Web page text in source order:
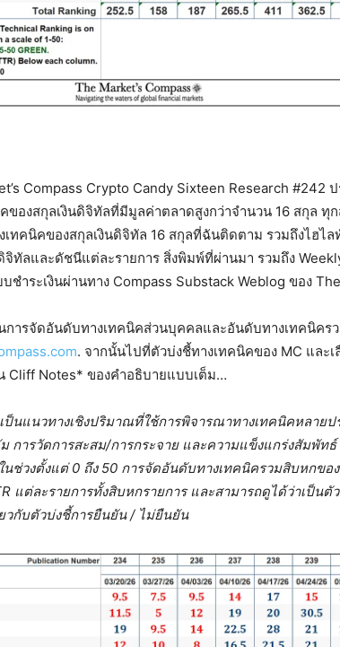
Compass Crypto Candy Sixteen Research #242
องสกุลเงินดิจิทัลที่มีมูลค่าตลาดสูงกว่าจำนวน 16 สกุล ทุ
เทคนิคของสกุลเงินดิจิทัล 16 สกุลที่ฉันติดตาม รวมถึงไฮไล
ทัลและดัชนีแต่ละรายการ สิ่งพิมพ์ที่ผ่านมา รวมถึง
ชำระเงินผ่านทาง Compass Substack Weblog ของ
การจัดอันดับทางเทคนิคส่วนบุคคลและอันดับทางเทคนิค
. จากนั้นไปที่ตัวบ่งชี้ทางเทคนิคของ MC และเ
Cliff Notes* ของคำอธิบายแบบเต็ม…
นแนวทางเชิงปริมาณที่ใช้การพิจารณาทางเทคนิคหลายป
การวัดการสะสม/การกระจาย และความแข็งแกร่งสัมพัทธ์
ช่วงตั้งแต่ 0 ถึง 50 การจัดอันดับทางเทคนิครวมสิบหกขอ
แต่ละรายการทั้งสิบหกรายการ และสามารถดูได้ว่าเป็นตั
วกับตัวบ่งชี้การยืนยัน / ไม่ยืนยัน